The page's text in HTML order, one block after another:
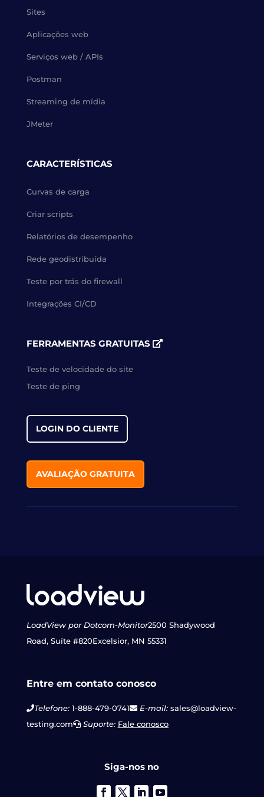
Sites
Aplicações web
Serviços web / APIs
Postman
Streaming de mídia
JMeter
CARACTERÍSTICAS
Curvas de carga
Criar scripts
Relatórios de desempenho
Rede geodistribuída
Teste por trás do firewall
Integrações CI/CD
FERRAMENTAS GRATUITAS
Teste de velocidade do site
Teste de ping
LOGIN DO CLIENTE
AVALIAÇÃO GRATUITA
LoadView por Dotcom-Monitor2500 Shadywood
Road, Suíte #820Excelsior, MN 55331
Entre em contato conosco
Telefone:1-888-479-0741 E-mail:sales@loadview-
testing.com
Suporte: Fale conosco
Siga-nos no